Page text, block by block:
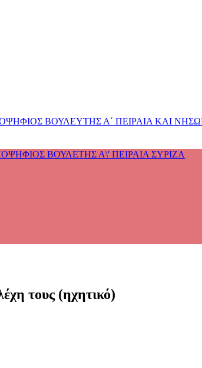
ΒΟΥΛΕΥΤΗΣ Α΄ ΠΕΙΡΑΙΑ ΚΑΙ ΝΗΣΩΝ
τους (ηχητικό)